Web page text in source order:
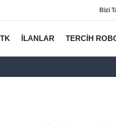
Bizi
İLANLAR TERCİH